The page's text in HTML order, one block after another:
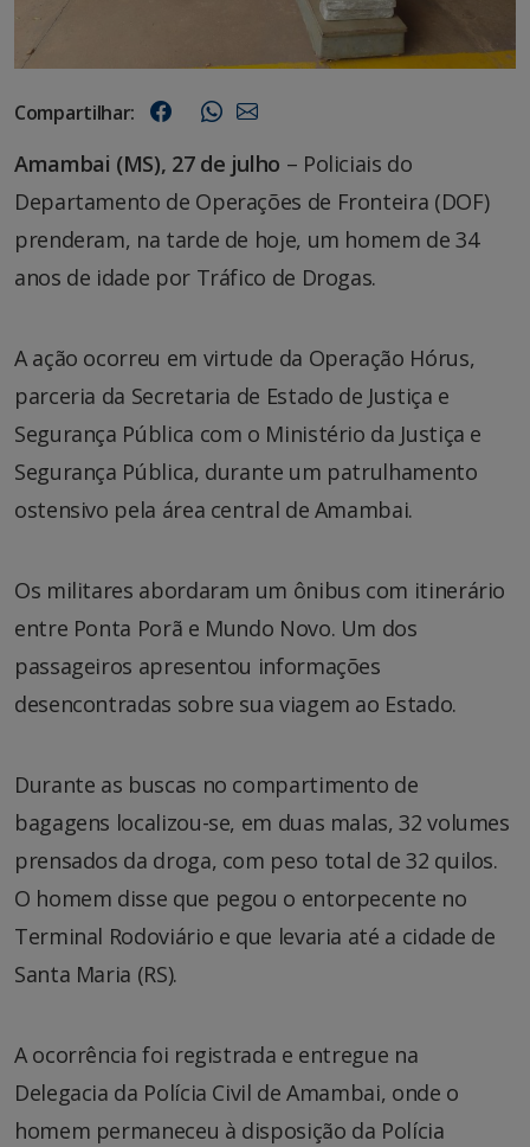
Compartilhar:
Amambai (MS), 27 de julho – Policiais do
Departamento de Operações de Fronteira (DOF)
prenderam, na tarde de hoje, um homem de 34
anos de idade por Tráfico de Drogas.
A ação ocorreu em virtude da Operação Hórus,
parceria da Secretaria de Estado de Justiça e
Segurança Pública com o Ministério da Justiça e
Segurança Pública, durante um patrulhamento
ostensivo pela área central de Amambai.
Os militares abordaram um ônibus com itinerário
entre Ponta Porã e Mundo Novo. Um dos
passageiros apresentou informações
desencontradas sobre sua viagem ao Estado.
Durante as buscas no compartimento de
bagagens localizou-se, em duas malas, 32 volumes
prensados da droga, com peso total de 32 quilos.
O homem disse que pegou o entorpecente no
Terminal Rodoviário e que levaria até a cidade de
Santa Maria (RS).
A ocorrência foi registrada e entregue na
Delegacia da Polícia Civil de Amambai, onde o
homem permaneceu à disposição da Polícia